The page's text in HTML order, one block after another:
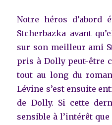
Notre héros d’abord
Stcherbazka avant
sur son meilleur ami
pris à Dolly peut-être
tout au long du
Lévine s’est ensuite
de Dolly. Si cette
sensible à l’intérêt